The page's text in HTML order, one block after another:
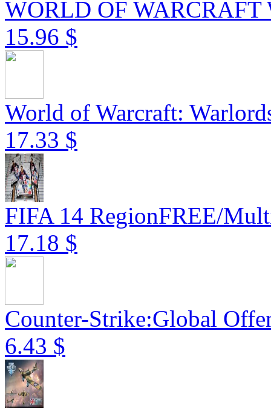
WORLD OF WARCRAFT
15.96 $
World of Warcraft:
17.33 $
FIFA 14 RegionFREE/
17.18 $
Counter-Strike:Global
6.43 $